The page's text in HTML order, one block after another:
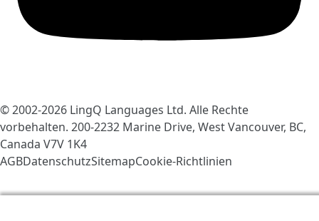
© 2002-2026 LingQ Languages Ltd. Alle Rechte
vorbehalten. 200-2232 Marine Drive, West Vancouver, BC,
Canada V7V 1K4
AGBDatenschutzSitemapCookie-Richtlinien